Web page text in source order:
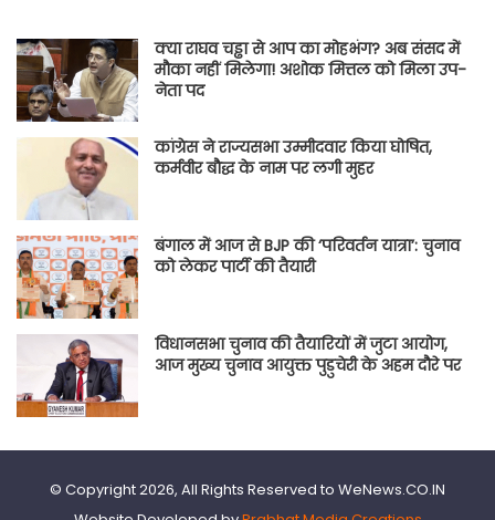
क्या राघव चड्ढा से आप का मोहभंग? अब संसद में
मौका नहीं मिलेगा! अशोक मित्तल को मिला उप-
नेता पद
कांग्रेस ने राज्यसभा उम्मीदवार किया घोषित,
कर्मवीर बौद्ध के नाम पर लगी मुहर
बंगाल में आज से BJP की ‘परिवर्तन यात्रा’: चुनाव
को लेकर पार्टी की तैयारी
विधानसभा चुनाव की तैयारियों में जुटा आयोग,
आज मुख्य चुनाव आयुक्त पुडुचेरी के अहम दौरे पर
© Copyright 2026, All Rights Reserved to WeNews.CO.IN